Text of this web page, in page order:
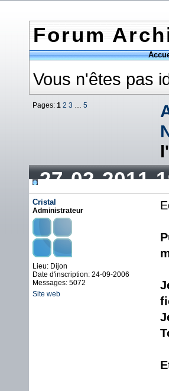
Forum
Vous n'êtes pas
Pages: 1 2 3 … 5
27-02-2011
Cristal
Administrateur
Lieu: Dijon
Date d'inscription: 24-09-2006
Messages: 5072
Site web